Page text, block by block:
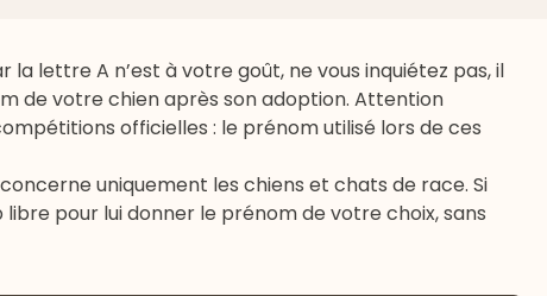
lettre A n’est à votre goût, ne vous inquiétez pas, il
de votre chien après son adoption. Attention
officielles : le prénom utilisé lors de ces
uniquement les chiens et chats de race. Si
pour lui donner le prénom de votre choix, sans